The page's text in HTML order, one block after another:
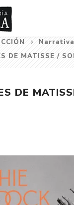
DE MATISSE /
DE